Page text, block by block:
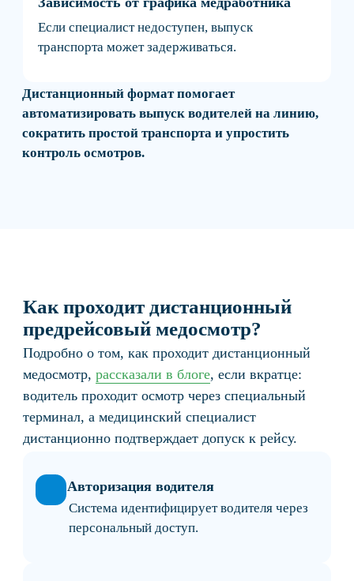
Добавьте транспорт
Занесите автомобили и технику в систему
Подключите топливные карты
Импортируйте данные по заправкам
автоматически
Весь процесс занимает несколько минут и
может проводиться без привязки к одному
медпункту.